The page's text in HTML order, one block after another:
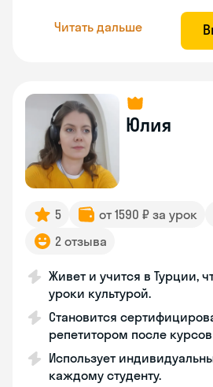
Читать дальше
Юлия
5 от 1590 ₽ за урок
2 отзыва
Живет и учится в Турции,
уроки культурой.
Становится
репетитором после
Использует
каждому студенту.